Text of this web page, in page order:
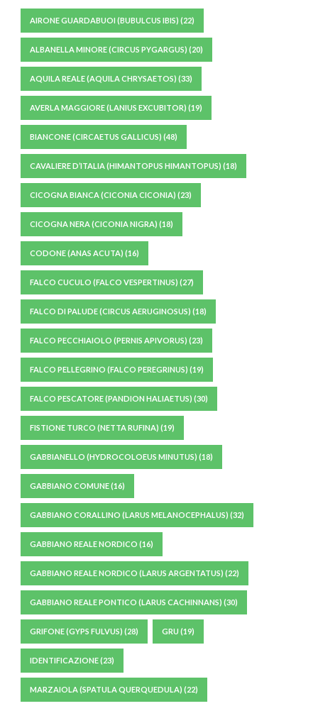
AIRONE GUARDABUOI (BUBULCUS IBIS) (22)
ALBANELLA MINORE (CIRCUS PYGARGUS) (20)
AQUILA REALE (AQUILA CHRYSAETOS) (33)
AVERLA MAGGIORE (LANIUS EXCUBITOR) (19)
BIANCONE (CIRCAETUS GALLICUS) (48)
CAVALIERE D’ITALIA (HIMANTOPUS HIMANTOPUS) (18)
CICOGNA BIANCA (CICONIA CICONIA) (23)
CICOGNA NERA (CICONIA NIGRA) (18)
CODONE (ANAS ACUTA) (16)
FALCO CUCULO (FALCO VESPERTINUS) (27)
FALCO DI PALUDE (CIRCUS AERUGINOSUS) (18)
FALCO PECCHIAIOLO (PERNIS APIVORUS) (23)
FALCO PELLEGRINO (FALCO PEREGRINUS) (19)
FALCO PESCATORE (PANDION HALIAETUS) (30)
FISTIONE TURCO (NETTA RUFINA) (19)
GABBIANELLO (HYDROCOLOEUS MINUTUS) (18)
GABBIANO COMUNE(16)
GABBIANO CORALLINO (LARUS MELANOCEPHALUS) (32)
GABBIANO REALE NORDICO (16)
GABBIANO REALE NORDICO (LARUS ARGENTATUS) (22)
GABBIANO REALE PONTICO (LARUS CACHINNANS) (30)
GRIFONE (GYPS FULVUS) (28) GRU (19)
IDENTIFICAZIONE(23)
MARZAIOLA (SPATULA QUERQUEDULA) (22)